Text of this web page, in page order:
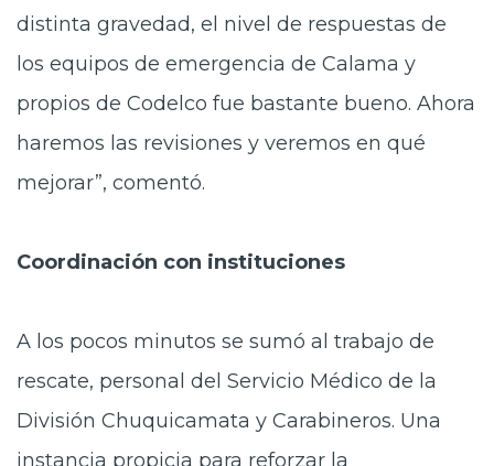
distinta gravedad, el nivel de respuestas de
los equipos de emergencia de Calama y
propios de Codelco fue bastante bueno. Ahora
haremos las revisiones y veremos en qué
mejorar”, comentó.
Coordinación con instituciones
A los pocos minutos se sumó al trabajo de
rescate, personal del Servicio Médico de la
División Chuquicamata y Carabineros. Una
instancia propicia para reforzar la